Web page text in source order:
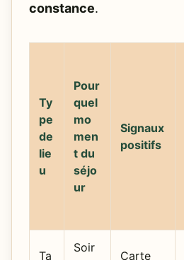
constance.
Ty
pe
de
lie
u
Pour
quel
mo
men
t du
séjo
ur
Signaux
positifs
Ta
Soir
Carte